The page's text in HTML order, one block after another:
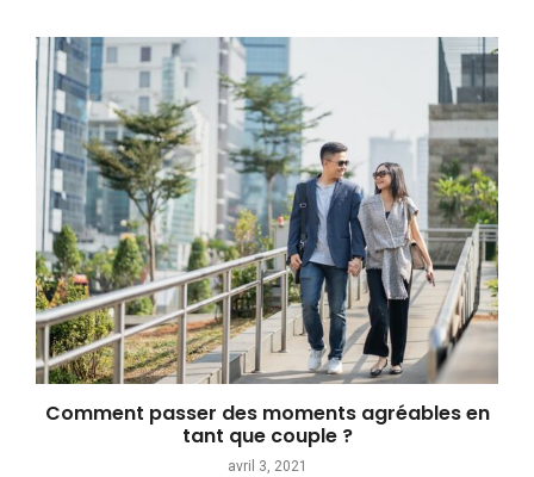
Comment passer des moments agréables en
tant que couple ?
avril 3, 2021